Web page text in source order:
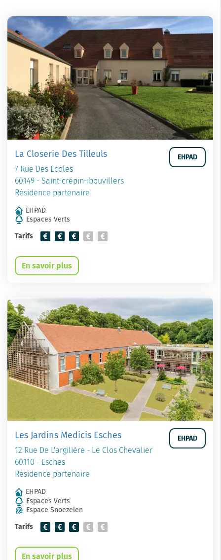
La Closerie Des Tilleuls
7 Rue Des Ecoles
60149 - Saint-crépin-ibouvillers
Résidence partenaire
EHPAD
EHPAD
Espaces Verts
Tarifs
En savoir plus
Les Jardins Medicis Esches
12 Rue De L'argilière - Le Clos Chevalier
60110 - Esches
Résidence partenaire
EHPAD
EHPAD
Espaces Verts
Espace Snoezelen
Tarifs
En savoir plus